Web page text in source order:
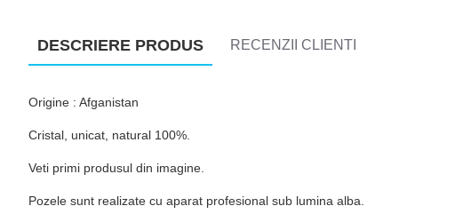
DESCRIERE PRODUS RECENZII CLIENTI
Origine : Afganistan
Cristal, unicat, natural 100%.
Veti primi produsul din imagine.
Pozele sunt realizate cu aparat profesional sub lumina alba.